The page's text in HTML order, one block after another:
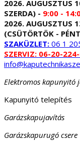
2026. AUGUSZTUS
SZERDA) - 9:00 -
2026. AUGUSZTUS
(CSÜTÖRTÖK -
SZAKÜZLET: 06 1
SZERVIZ: 06-20-
Elektromos kapunyitó
Kapunyitó telepítés
Garázskapujavítás
Garázskapurugó csere